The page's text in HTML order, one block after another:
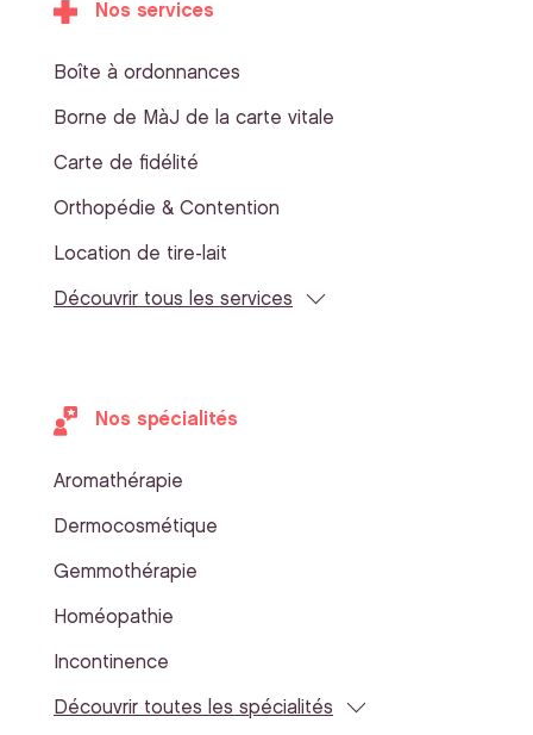
Nos services
Boîte à ordonnances
Borne de MàJ de la carte vitale
Carte de fidélité
Orthopédie & Contention
Location de tire-lait
Découvrir tous les services
Nos spécialités
Aromathérapie
Dermocosmétique
Gemmothérapie
Homéopathie
Incontinence
Découvrir toutes les spécialités